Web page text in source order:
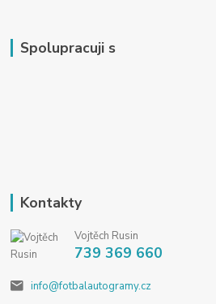
Spolupracuji s
Kontakty
Vojtěch Rusin
739 369 660
info@fotbalautogramy.cz